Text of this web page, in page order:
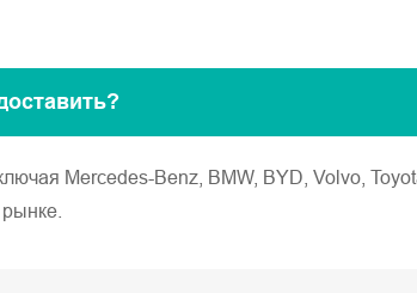
Mercedes-Benz, BMW, BYD, Volvo,